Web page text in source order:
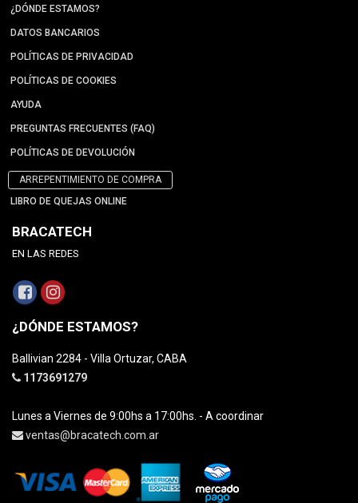
¿DÓNDE ESTAMOS?
DATOS BANCARIOS
POLÍTICAS DE PRIVACIDAD
POLÍTICAS DE COOKIES
AYUDA
PREGUNTAS FRECUENTES (FAQ)
POLÍTICAS DE DEVOLUCIÓN
ARREPENTIMIENTO DE COMPRA
LIBRO DE QUEJAS ONLINE
BRACATECH
EN LAS REDES
¿DÓNDE ESTAMOS?
Ballivian 2284 - Villa Ortuzar, CABA
1173691279
Lunes a Viernes de 9:00hs a 17:00hs. - A coordinar
ventas@bracatech.com.ar